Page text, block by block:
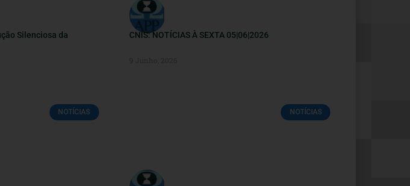
Silenciosa da
CNIS: NOTÍCIAS À SEXTA 05|06|2026
NOTÍCIAS NOTÍCIAS